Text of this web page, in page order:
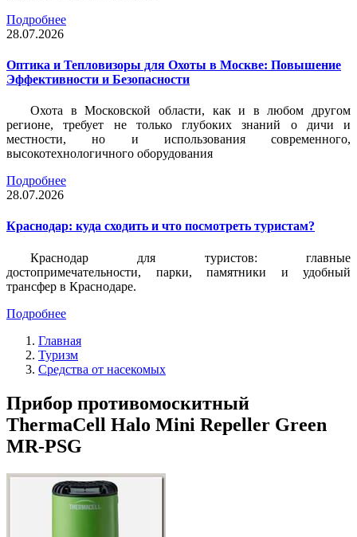
Подробнее
28.07.2026
Оптика и Тепловизоры для Охоты в Москве: Повышение
Эффективности и Безопасности
Охота в Московской области, как и в любом другом
регионе, требует не только глубоких знаний о дичи и
местности, но и использования современного,
высокотехнологичного оборудования
Подробнее
28.07.2026
Краснодар: куда сходить и что посмотреть туристам?
Краснодар для туристов: главные
достопримечательности, парки, памятники и удобный
трансфер в Краснодаре.
Подробнее
Главная
Туризм
Средства от насекомых
Прибор противомоскитный
ThermaCell Halo Mini Repeller Green
MR-PSG